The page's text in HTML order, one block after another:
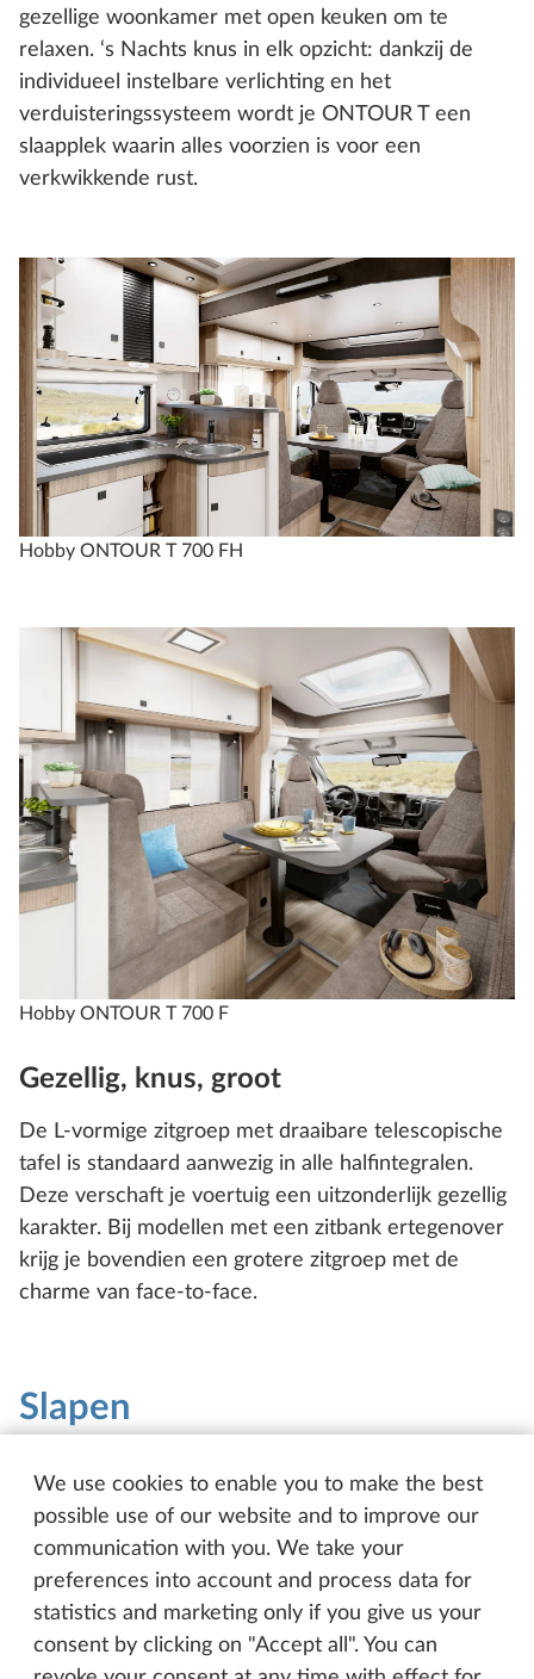
We use cookies to enable you to make the best
possible use of our website and to improve our
communication with you. We take your
preferences into account and process data for
statistics and marketing only if you give us your
consent by clicking on "Accept all". You can
gezellige woonkamer met open keuken om te
relaxen. ‘s Nachts knus in elk opzicht: dankzij de
individueel instelbare verlichting en het
verduisteringssysteem wordt je ONTOUR T een
slaapplek waarin alles voorzien is voor een
verkwikkende rust.
Hobby ONTOUR T 700 FH
Hobby ONTOUR T 700 F
Gezellig, knus, groot
De L-vormige zitgroep met draaibare telescopische
tafel is standaard aanwezig in alle halfintegralen.
Deze verschaft je voertuig een uitzonderlijk gezellig
karakter. Bij modellen met een zitbank ertegenover
krijg je bovendien een grotere zitgroep met de
charme van face-to-face.
Slapen